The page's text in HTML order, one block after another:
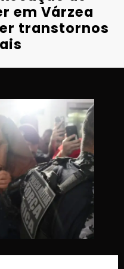
em Várzea
transtornos